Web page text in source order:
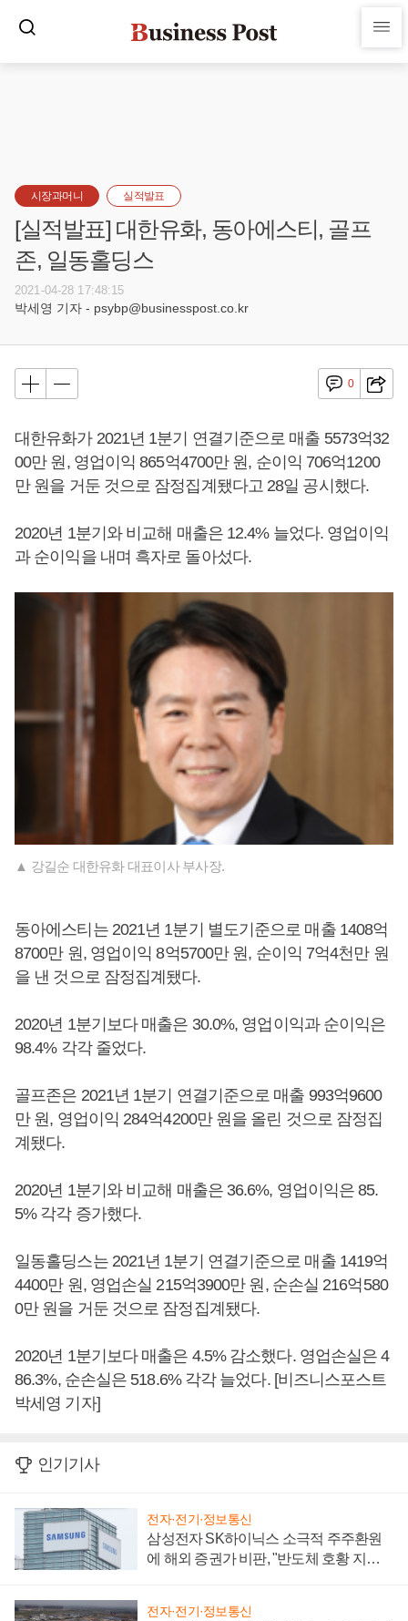
시장과머니 실적발표
[실적발표] 대한유화, 동아에스티, 골프
존, 일동홀딩스
2021-04-28 17:48:15
박세영 기자 - psybp@businesspost.co.kr
0
대한유화가 2021년 1분기 연결기준으로 매출 5573억32
00만 원, 영업이익 865억4700만 원, 순이익 706억1200
만 원을 거둔 것으로 잠정집계됐다고 28일 공시했다.
2020년 1분기와 비교해 매출은 12.4% 늘었다. 영업이익
과 순이익을 내며 흑자로 돌아섰다.
▲ 강길순 대한유화 대표이사 부사장.
동아에스티는 2021년 1분기 별도기준으로 매출 1408억
8700만 원, 영업이익 8억5700만 원, 순이익 7억4천만 원
을 낸 것으로 잠정집계됐다.
2020년 1분기보다 매출은 30.0%, 영업이익과 순이익은
98.4% 각각 줄었다.
골프존은 2021년 1분기 연결기준으로 매출 993억9600
만 원, 영업이익 284억4200만 원을 올린 것으로 잠정집
계됐다.
2020년 1분기와 비교해 매출은 36.6%, 영업이익은 85.
5% 각각 증가했다.
일동홀딩스는 2021년 1분기 연결기준으로 매출 1419억
4400만 원, 영업손실 215억3900만 원, 순손실 216억580
0만 원을 거둔 것으로 잠정집계됐다.
2020년 1분기보다 매출은 4.5% 감소했다. 영업손실은 4
86.3%, 순손실은 518.6% 각각 늘었다. [비즈니스포스트
박세영 기자]
인기기사
전자·전기·정보통신
삼성전자 SK하이닉스 소극적 주주환원
에 해외 증권가 비판, "반도체 호황 지속
전자·전기·정보통신